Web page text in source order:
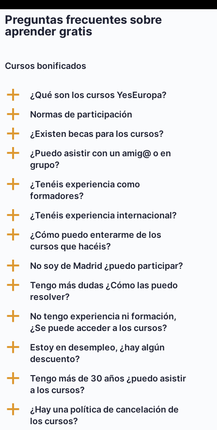
Preguntas frecuentes sobre
aprender gratis
Cursos bonificados
a ¿Qué son los cursos YesEuropa?
a Normas de participación
a ¿Existen becas para los cursos?
a
¿Puedo asistir con un amig@ o en
grupo?
a
¿Tenéis experiencia como
formadores?
a ¿Tenéis experiencia internacional?
a
¿Cómo puedo enterarme de los
cursos que hacéis?
a No soy de Madrid ¿puedo participar?
a
Tengo más dudas ¿Cómo las puedo
resolver?
a
No tengo experiencia ni formación,
¿Se puede acceder a los cursos?
a
Estoy en desempleo, ¿hay algún
descuento?
a
Tengo más de 30 años ¿puedo asistir
a los cursos?
a
¿Hay una política de cancelación de
los cursos?